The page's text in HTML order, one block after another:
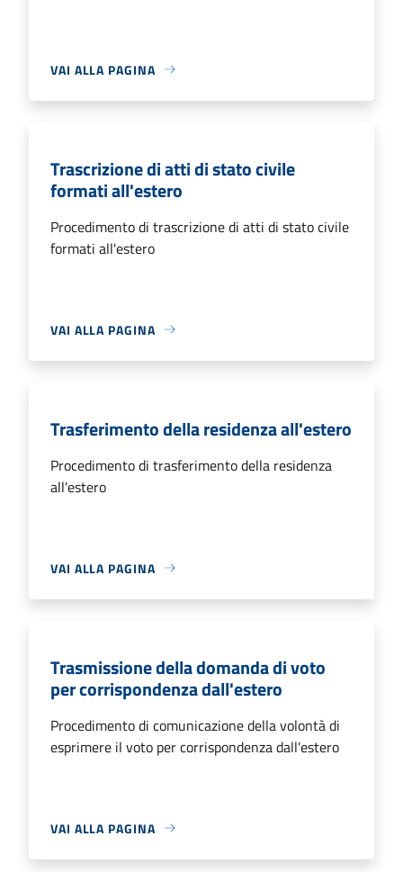
VAI ALLA PAGINA
Trascrizione di atti di stato civile
formati all'estero
Procedimento di trascrizione di atti di stato civile
formati all'estero
VAI ALLA PAGINA
Trasferimento della residenza all'estero
Procedimento di trasferimento della residenza
all'estero
VAI ALLA PAGINA
Trasmissione della domanda di voto
per corrispondenza dall'estero
Procedimento di comunicazione della volontà di
esprimere il voto per corrispondenza dall'estero
VAI ALLA PAGINA